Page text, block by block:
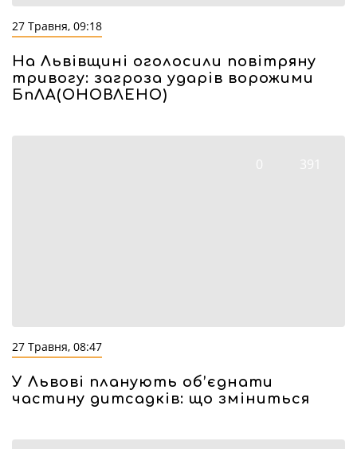
27 Травня, 09:18
На Львівщині оголосили повітряну
тривогу: загроза ударів ворожими
БпЛА(ОНОВЛЕНО)
0 391
27 Травня, 08:47
У Львові планують об’єднати
частину дитсадків: що зміниться